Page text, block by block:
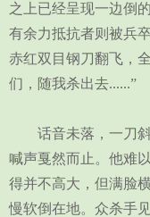
之上已经呈现一边倒
有余力抵抗者则被兵
赤红双目钢刀翻飞，
们，随我杀出去......”
话音未落，一刀斜
喊声戛然而止。他难
得并不高大，但满脸
慢软倒在地。众杀手